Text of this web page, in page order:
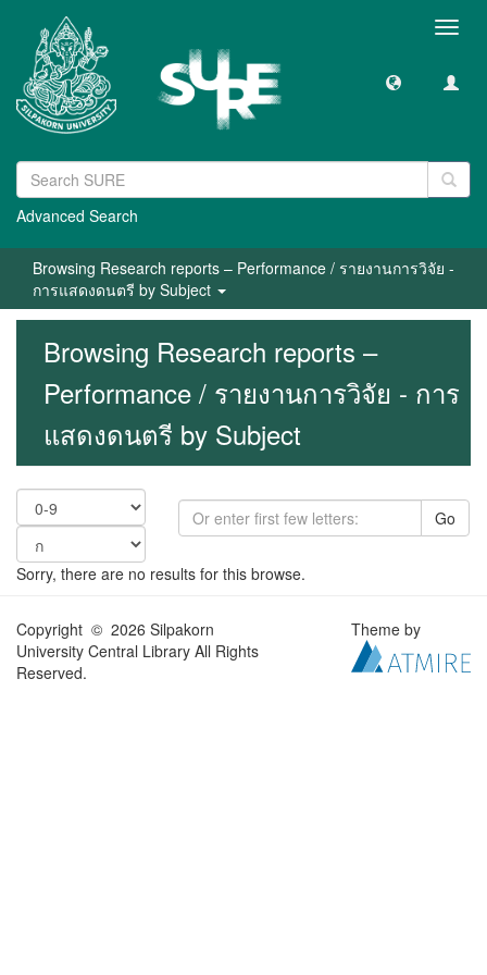
Advanced Search
Browsing Research reports – Performance / รายงานการวิจัย -
การแสดงดนตรี by Subject
Browsing Research reports –
Performance / รายงานการวิจัย - การ
แสดงดนตรี by Subject
Go
Sorry, there are no results for this browse.
Copyright © 2026 Silpakorn
University Central Library All Rights
Reserved.
Theme by